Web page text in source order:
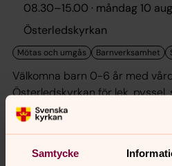
Samtycke
08.30–15.00 · måndag 10
Österledskyrkan
Välkomna barn 0-6 år med
Österledskyrkan för lek,
och fika i gemenskap.
Kaffeservering